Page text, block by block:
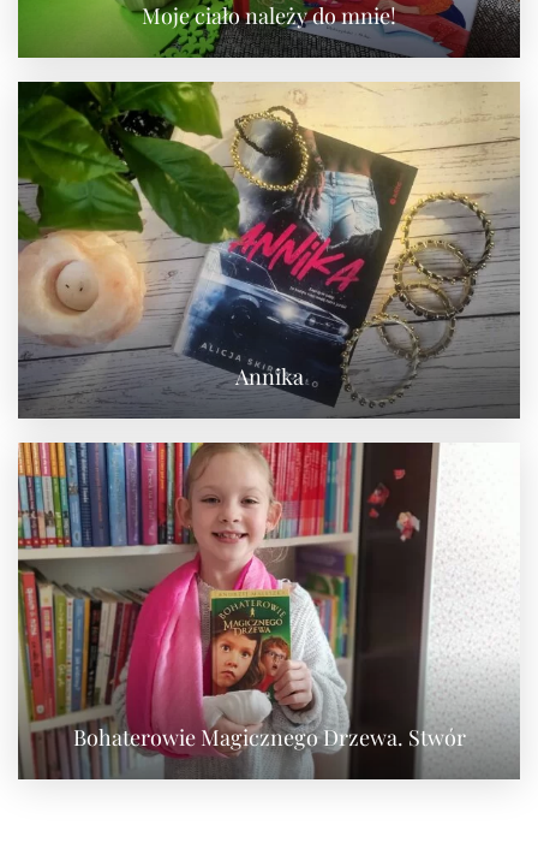
Moje ciało należy do mnie!
Annika
Bohaterowie Magicznego Drzewa. Stwór